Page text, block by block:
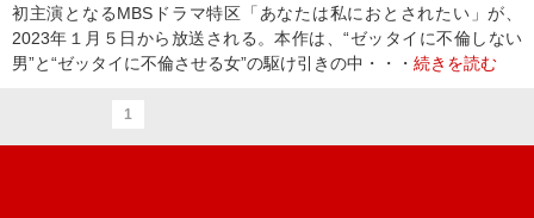
初主演となるMBSドラマ特区「あなたは私におとされたい」が、
2023年１月５日から放送される。本作は、“ゼッタイに不倫しない
男”と“ゼッタイに不倫させる女”の駆け引きの中・・・ 続きを読む
1